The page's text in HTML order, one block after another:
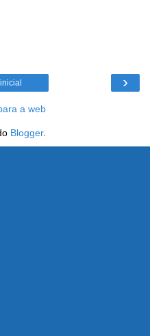
›
a web
Blogger.